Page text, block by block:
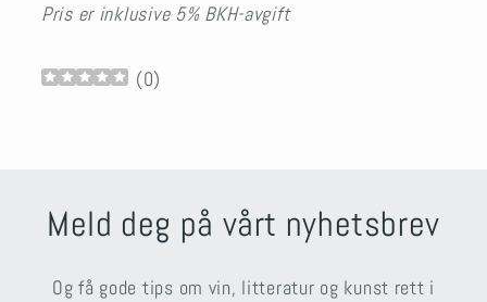
Pris er inklusive 5% BKH-avgift
(0)
Meld deg på vårt nyhetsbrev
Og få gode tips om vin, litteratur og kunst rett i